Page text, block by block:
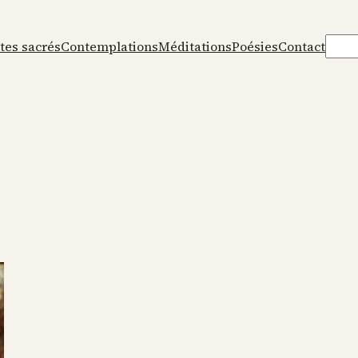
sacrésContemplationsMéditationsPoésiesContact